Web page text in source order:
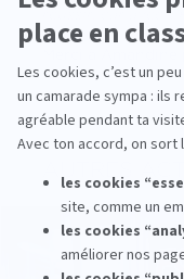
réussir, car avec